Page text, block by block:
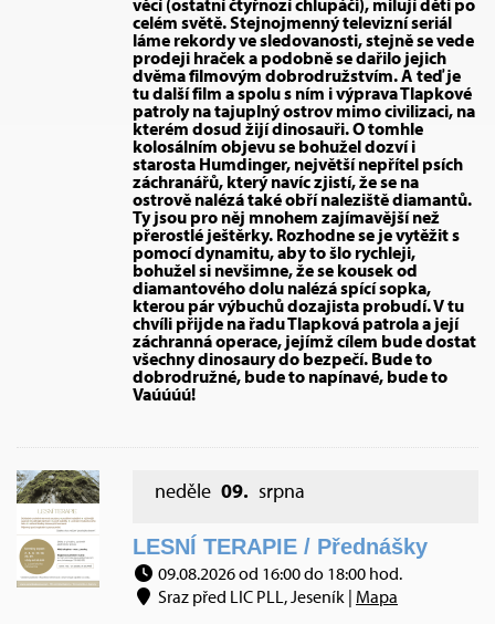
věcí (ostatní čtyřnozí chlupáči), milují děti po
celém světě. Stejnojmenný televizní seriál
láme rekordy ve sledovanosti, stejně se vede
prodeji hraček a podobně se dařilo jejich
dvěma filmovým dobrodružstvím. A teď je
tu další film a spolu s ním i výprava Tlapkové
patroly na tajuplný ostrov mimo civilizaci, na
kterém dosud žijí dinosauři. O tomhle
kolosálním objevu se bohužel dozví i
starosta Humdinger, největší nepřítel psích
záchranářů, který navíc zjistí, že se na
ostrově nalézá také obří naleziště diamantů.
Ty jsou pro něj mnohem zajímavější než
přerostlé ještěrky. Rozhodne se je vytěžit s
pomocí dynamitu, aby to šlo rychleji,
bohužel si nevšimne, že se kousek od
diamantového dolu nalézá spící sopka,
kterou pár výbuchů dozajista probudí. V tu
chvíli přijde na řadu Tlapková patrola a její
záchranná operace, jejímž cílem bude dostat
všechny dinosaury do bezpečí. Bude to
dobrodružné, bude to napínavé, bude to
Vaúúúú!
neděle 09. srpna
LESNÍ TERAPIE / Přednášky
09.08.2026 od 16:00 do 18:00 hod.
Sraz před LIC PLL, Jeseník | Mapa